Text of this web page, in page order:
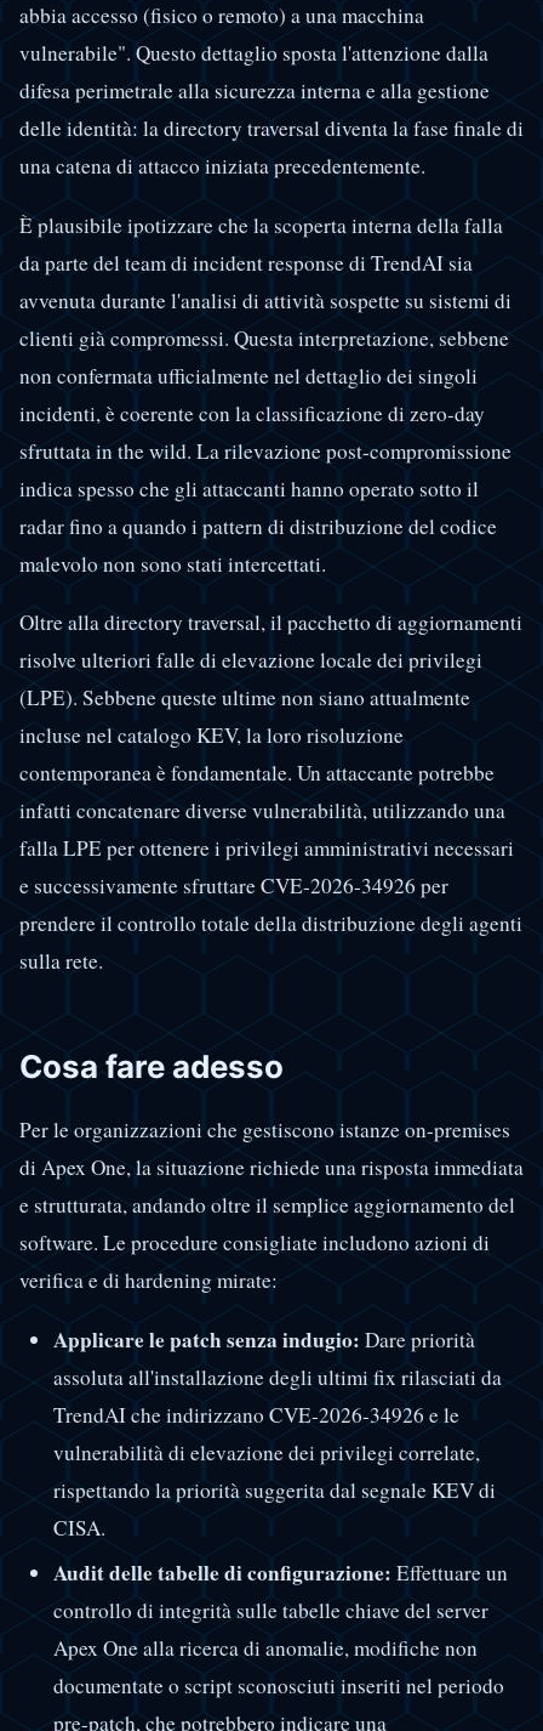
abbia accesso (fisico o remoto) a una macchina
vulnerabile". Questo dettaglio sposta l'attenzione dalla
difesa perimetrale alla sicurezza interna e alla gestione
delle identità: la directory traversal diventa la fase finale di
una catena di attacco iniziata precedentemente.
È plausibile ipotizzare che la scoperta interna della falla
da parte del team di incident response di TrendAI sia
avvenuta durante l'analisi di attività sospette su sistemi di
clienti già compromessi. Questa interpretazione, sebbene
non confermata ufficialmente nel dettaglio dei singoli
incidenti, è coerente con la classificazione di zero-day
sfruttata in the wild. La rilevazione post-compromissione
indica spesso che gli attaccanti hanno operato sotto il
radar fino a quando i pattern di distribuzione del codice
malevolo non sono stati intercettati.
Oltre alla directory traversal, il pacchetto di aggiornamenti
risolve ulteriori falle di elevazione locale dei privilegi
(LPE). Sebbene queste ultime non siano attualmente
incluse nel catalogo KEV, la loro risoluzione
contemporanea è fondamentale. Un attaccante potrebbe
infatti concatenare diverse vulnerabilità, utilizzando una
falla LPE per ottenere i privilegi amministrativi necessari
e successivamente sfruttare CVE-2026-34926 per
prendere il controllo totale della distribuzione degli agenti
sulla rete.
Cosa fare adesso
Per le organizzazioni che gestiscono istanze on-premises
di Apex One, la situazione richiede una risposta immediata
e strutturata, andando oltre il semplice aggiornamento del
software. Le procedure consigliate includono azioni di
verifica e di hardening mirate:
Applicare le patch senza indugio: Dare priorità
assoluta all'installazione degli ultimi fix rilasciati da
TrendAI che indirizzano CVE-2026-34926 e le
vulnerabilità di elevazione dei privilegi correlate,
rispettando la priorità suggerita dal segnale KEV di
CISA.
Audit delle tabelle di configurazione: Effettuare un
controllo di integrità sulle tabelle chiave del server
Apex One alla ricerca di anomalie, modifiche non
documentate o script sconosciuti inseriti nel periodo
pre-patch, che potrebbero indicare una